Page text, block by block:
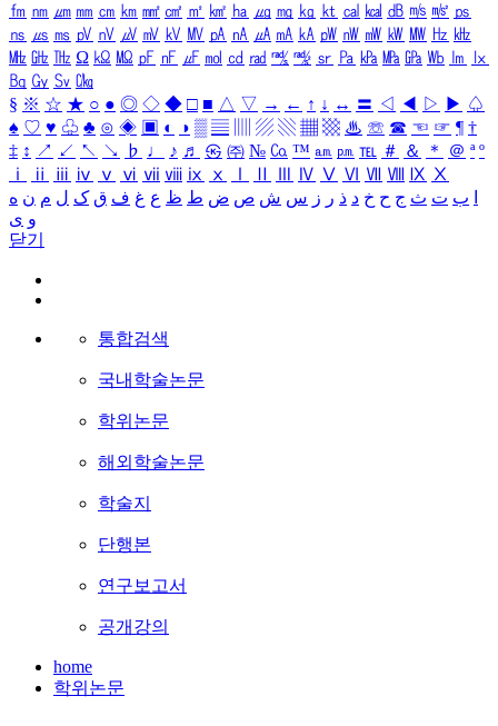
㎙ ㎚ ㎛ ㎜ ㎝ ㎞ ㎟ ㎠ ㎡ ㎢ ㏊ ㎍ ㎎ ㎏ ㏏ ㎈ ㎉ ㏈ ㎧ ㎨ ㎰
㎱ ㎲ ㎳ ㎴ ㎵ ㎶ ㎷ ㎸ ㎹ ㎀ ㎁ ㎂ ㎃ ㎄ ㎺ ㎻ ㎽ ㎾ ㎿ ㎐ ㎑
㎒ ㎓ ㎔ Ω ㏀ ㏁ ㎊ ㎋ ㎌ ㏖ ㏅ ㎭ ㎮ ㎯ ㏛ ㎩ ㎪ ㎫ ㎬ ㏝ ㏐
㏓
㏃ ㏉ ㏜ ㏆
§ ※ ☆ ★ ○ ● ◎ ◇ ◆ □ ■ △ ▽ → ← ↑ ↓ ↔ 〓 ◁ ◀ ▷ ▶ ♤
♠ ♡ ♥ ♧ ♣ ⊙ ◈ ▣ ◐ ◑ ▒ ▤ ▨ ▧ ▦ ▩ ♨ ☏ ☎ ☜ ☞ ¶ †
‡ ↕ ↗ ↙ ↖ ↘ ♭ ♩ ♪ ♬ ㉿ ㈜ № ㏇ ™ ㏂ ㏘ ℡ ＃ ＆ ＊ ＠ ª º
ⅰ
ⅱ ⅲ ⅳ ⅴ ⅵ ⅶ ⅷ ⅸ ⅹ Ⅳ Ⅴ Ⅵ Ⅶ Ⅷ Ⅸ Ⅹ
ب ت ث ج ح خ د ذ ر ز س ش ص ض ط ظ ع غ ف ق ک ل م ن ه
و ی
닫기
통합검색
국내학술논문
학위논문
해외학술논문
학술지
단행본
연구보고서
공개강의
home
학위논문